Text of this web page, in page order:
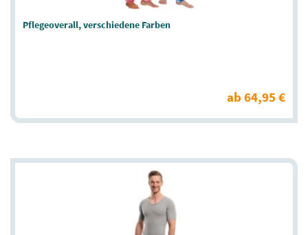
Pflegeoverall, verschiedene Farben
ab 64,95 €